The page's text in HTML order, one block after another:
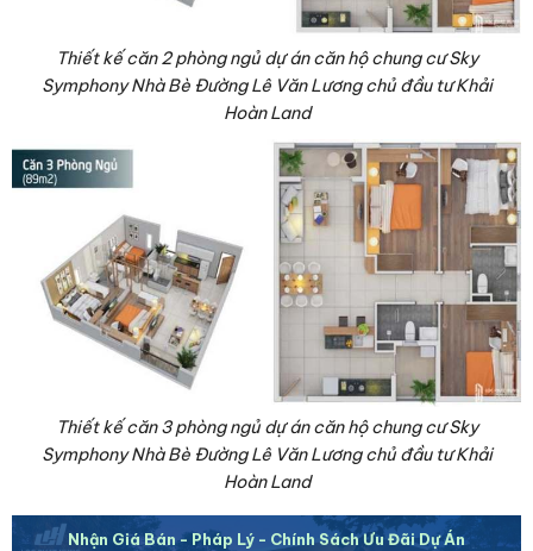
Thiết kế căn 2 phòng ngủ dự án căn hộ chung cư Sky
Symphony Nhà Bè Đường Lê Văn Lương chủ đầu tư Khải
Hoàn Land
Thiết kế căn 3 phòng ngủ dự án căn hộ chung cư Sky
Symphony Nhà Bè Đường Lê Văn Lương chủ đầu tư Khải
Hoàn Land
Nhận Giá Bán - Pháp Lý - Chính Sách Ưu Đãi Dự Án